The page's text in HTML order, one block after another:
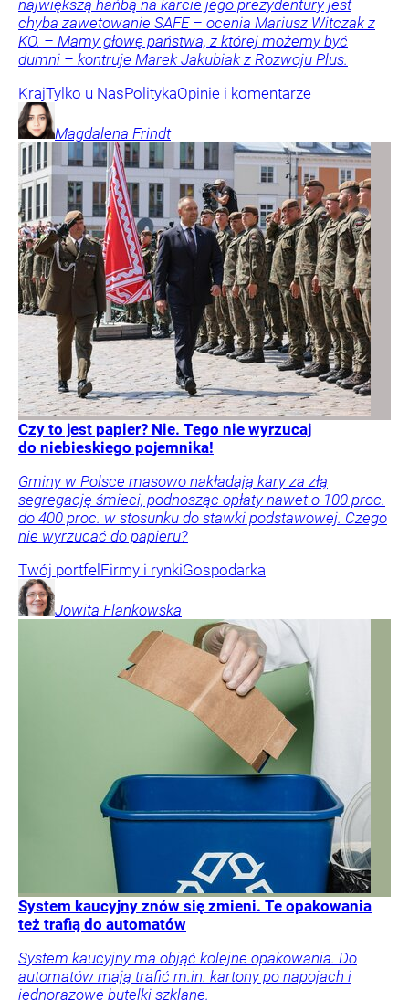
największą hańbą na karcie jego prezydentury jest
chyba zawetowanie SAFE – ocenia Mariusz Witczak z
KO. – Mamy głowę państwa, z której możemy być
dumni – kontruje Marek Jakubiak z Rozwoju Plus.
KrajTylko u NasPolitykaOpinie i komentarze
Magdalena Frindt
Czy to jest papier? Nie. Tego nie wyrzucaj
do niebieskiego pojemnika!
Gminy w Polsce masowo nakładają kary za złą
segregację śmieci, podnosząc opłaty nawet o 100 proc.
do 400 proc. w stosunku do stawki podstawowej. Czego
nie wyrzucać do papieru?
Twój portfel Firmy i rynkiGospodarka
Jowita Flankowska
System kaucyjny znów się zmieni. Te opakowania
też trafią do automatów
System kaucyjny ma objąć kolejne opakowania. Do
automatów mają trafić m.in. kartony po napojach i
jednorazowe butelki szklane.